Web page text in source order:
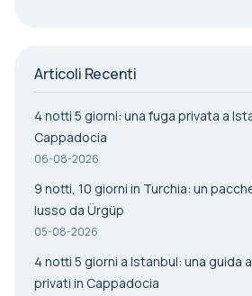
Articoli Recenti
4 notti 5 giorni: una fuga privata a
Cappadocia
06-08-2026
9 notti, 10 giorni in Turchia: un
lusso da Ürgüp
05-08-2026
4 notti 5 giorni a Istanbul: una guida
privati in Cappadocia